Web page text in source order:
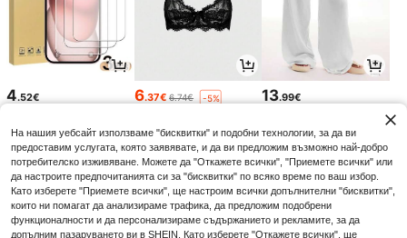
4.52€ 6.37€ 6.74€ -5% 13.99€
На нашия уебсайт използваме "бисквитки" и подобни технологии, за да ви
предоставим услугата, която заявявате, и да ви предложим възможно най-добро
потребителско изживяване. Можете да "Откажете всички", "Приемете всички" или
да настроите предпочитанията си за "бисквитки" по всяко време по ваш избор.
Като изберете "Приемете всички", ще настроим всички допълнителни "бисквитки",
които ни помагат да анализираме трафика, да предложим подобрени
функционалности и да персонализираме съдържанието и рекламите, за да
допълним пазаруването ви в SHEIN. Като изберете "Откажете всички", ще